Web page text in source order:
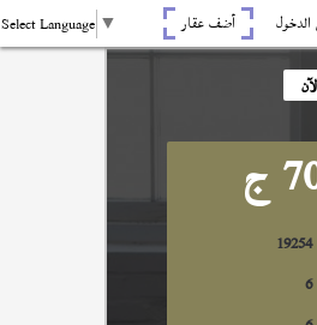
أضف عقار Select Language ▼
ج
19254
6